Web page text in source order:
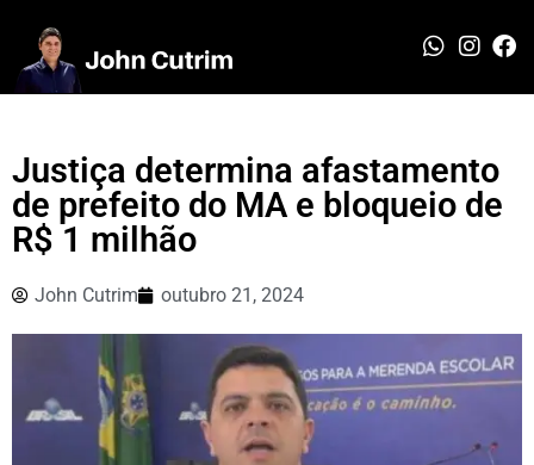
Justiça determina afastamento
de prefeito do MA e bloqueio de
R$ 1 milhão
John Cutrim outubro 21, 2024